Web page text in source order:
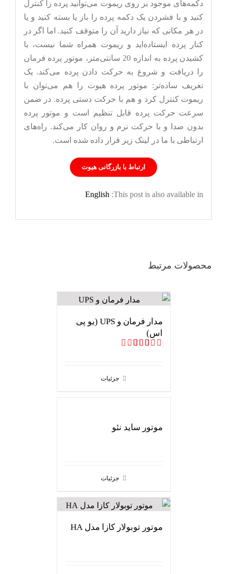
دکمه‌های موجود بر روی ریموت می‌توانید پرده را کنترل
کنید و با فشردن یک دکمه پرده را باز یا بسته کنید و یا
در هر مکانی که نیاز دارید آن را متوقف کنید. اما اگر در
کنار پرده ایستاده‌اید و ریموت همراه شما نیست، با
کشیدن پرده به اندازه 20 سانتی‌متر، موتور پرده فرمان
را دریافت و شروع به حرکت دادن پرده می‌کند. یک
تعریف ساده‌تر: موتور پرده هیوت را هم می‌توان با
ریموت کنترل کرد و هم با حرکت دستی پرده. در ضمن
سرعت حرکت پرده قابل تنظیم است و موتور پرده
بدون صدا و با حرکت نرم و روان کار می‌کند. راه‌های
ارتباطی با ما در لینک زیر قرار داده شده است.
ارتباط با بازرگانی هیوت
This post is also available in:
English
محصولات مرتبط
مدار فرمان و UPS (یو پی
اس)‌
جزئیات
موتور ساید نئو
جزئیات
موتور توبولار کازا مدل HA